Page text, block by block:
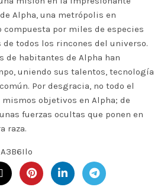
Alpha, una metrópolis en
por miles de especies
todos los rincones del universo.
de habitantes de Alpha han
uniendo sus talentos, tecnología
Por desgracia, no todo el
objetivos en Alpha; de
fuerzas ocultas que ponen en
raza.